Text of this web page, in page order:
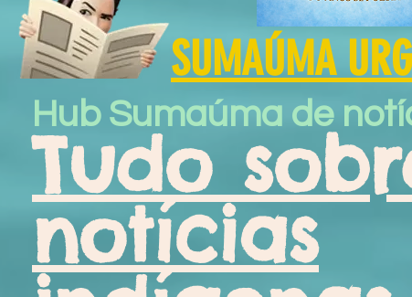
SUMAÚMA
Tudo
notícias
Hub Sumaúma de